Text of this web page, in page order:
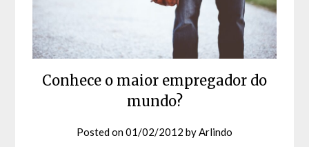
Conhece o maior empregador do
mundo?
Posted on01/02/2012 byArlindo